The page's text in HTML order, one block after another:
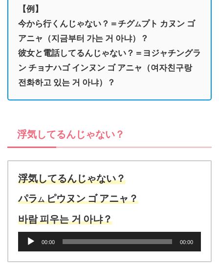
【例】
今から行くんじゃない？＝チグムプト カヌン ゴ
アニャ（지금부터 가는 거 아냐）？
彼女と電話してるんじゃない？＝ヨジャチングラ
ン チョナハゴ インヌン ゴ アニャ（여자친구랑
전화하고 있는 거 아냐）？
浮気してるんじゃない？
浮気してるんじゃない？
パラム ピウヌンゴアニャ？
바람피우는거아냐？
00:00 00:00